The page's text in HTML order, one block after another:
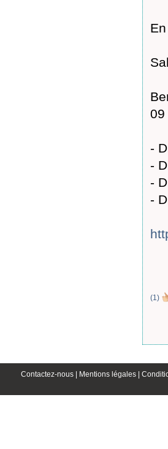
09
-
-
-
-
(1)
Contactez-nous | Mentions légales |